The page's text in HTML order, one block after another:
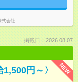
式会社
掲載日：2026.08.07
NEW
円～〉